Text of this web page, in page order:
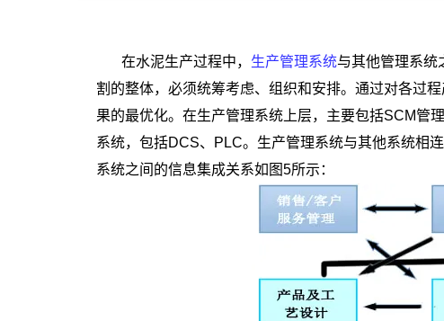
在水泥生产过程中， 生产管理系统与其他管理系统
割的整体，必须统筹考虑、组织和安排。通过对各过
果的最优化。在生产管理系统上层，主要包括SCM管
系统，包括DCS、PLC。生产管理系统与其他系统相
系统之间的信息集成关系如图5所示：